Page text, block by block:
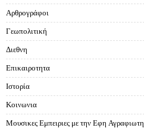
Αρθρογράφοι
Γεωπολιτική
Διεθνη
Επικαιροτητα
Ιστορία
Κοινωνια
Μουσικες Εμπειριες με την Εφη Αγραφιωτη